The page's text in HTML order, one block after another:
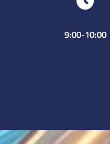
9:00-10:00